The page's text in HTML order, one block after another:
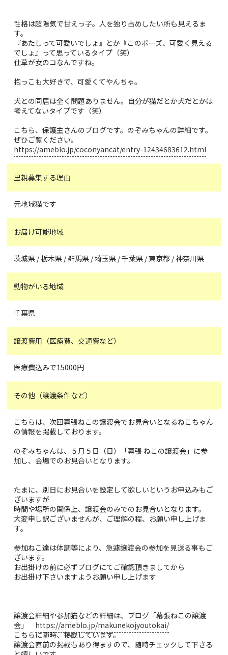
性格は超陽気で甘えっ子。人を独り占めしたい所も見えるま
す。
『あたしって可愛いでしょ』とか『このポーズ、可愛く見える
でしょ』って思っているタイプ（笑）
仕草が女のコなんですね。
抱っこも大好きで、可愛くてやんちゃ。
犬との同居は全く問題ありません。自分が猫だとか犬だとかは
考えてないタイプです（笑）
こちら、保護主さんのブログです。のぞみちゃんの詳細です。
ぜひご覧ください。
https://ameblo.jp/coconyancat/entry-12434683612.html
里親募集する理由
元地域猫です
お届け可能地域
茨城県 / 栃木県 / 群馬県 / 埼玉県 / 千葉県 / 東京都 / 神奈川県
動物がいる地域
千葉県
譲渡費用（医療費、交通費など）
医療費込みで15000円
その他（譲渡条件など）
こちらは、次回幕張ねこの譲渡会でお見合いとなるねこちゃん
の情報を掲載しております。
のぞみちゃんは、５月５日（日）「幕張 ねこの譲渡会」に参
加し、会場でのお見合いとなります。
たまに、別日にお見合いを設定して欲しいというお申込みもご
ざいますが
時間や場所の関係上、譲渡会のみでのお見合いとなります。
大変申し訳ございませんが、ご理解の程、お願い申し上げま
す。
参加ねこ達は体調等により、急遽譲渡会の参加を見送る事もご
ざいます。
お出掛けの前に必ずブログにてご確認頂きましてから
お出掛け下さいますようお願い申し上げます
譲渡会詳細や参加猫などの詳細は、ブログ「幕張ねこの譲渡
会」 https://ameblo.jp/makunekojyoutokai/
こちらに随時、掲載しています。
譲渡会直前の掲載もあり得ますので、随時チェックして下さる